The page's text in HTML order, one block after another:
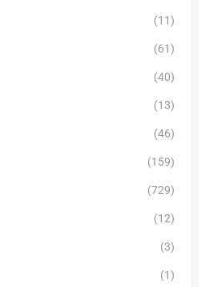
(11)
(61)
(40)
(13)
(46)
(159)
(729)
(12)
(3)
(1)